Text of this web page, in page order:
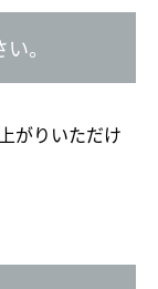
。
がりいただけ